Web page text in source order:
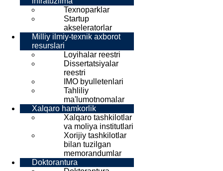
Texnoparklar
Startup
akseleratorlar
Milliy ilmiy-texnik axborot
resurslari
Loyihalar reestri
Dissertatsiyalar
reestri
IMO byulletenlari
Tahliliy
ma'lumotnomalar
Xalqaro hamkorlik
Xalqaro tashkilotlar
va moliya institutlari
Xorijiy tashkilotlar
bilan tuzilgan
memorandumlar
Doktorantura